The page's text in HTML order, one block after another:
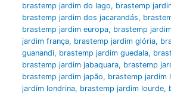
brastemp jardim do lago, brastemp
brastemp jardim dos jacarandás,
brastemp jardim europa, brastemp
jardim frança, brastemp jardim glória,
guanandi, brastemp jardim guedala,
brastemp jardim jabaquara, brastemp
brastemp jardim japão, brastemp jardim
jardim londrina, brastemp jardim lourde,